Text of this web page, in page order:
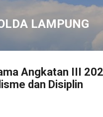
Langsung ke
LAMPUNG
Angkatan III
dan Disiplin